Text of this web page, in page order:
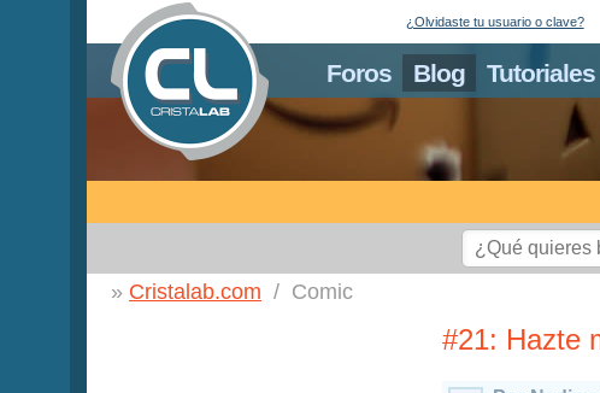
Foros Blog Tutoriales
¿Olvidaste tu usuario o clave?
Cristalab.com Comic
#21: Hazte